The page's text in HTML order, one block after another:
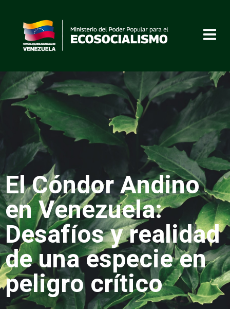
El Cóndor Andino
en Venezuela:
Desafíos y realidad
de una especie en
peligro crítico